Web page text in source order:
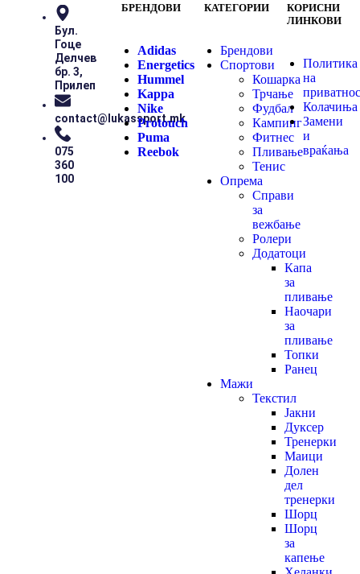
Бул.
Гоце
Делчев
бр. 3,
Прилеп
contact@lukassport.mk
075
360
100
БРЕНДОВИ
Adidas
Energetics
Hummel
Kappa
Nike
Protouch
Puma
Reebok
КАТЕГОРИИ
Брендови
Спортови
Кошарка
Трчање
Фудбал
Кампинг
Фитнес
Пливање
Тенис
Опрема
Справи
за
вежбање
Ролери
Додатоци
Капа
за
пливање
Наочари
за
пливање
Топки
Ранец
Мажи
Текстил
Јакни
Дуксер
Тренерки
Маици
Долен
дел
тренерки
Шорц
Шорц
за
капење
КОРИСНИ
ЛИНКОВИ
Политика
на
Колачиња
Замени
и
враќања